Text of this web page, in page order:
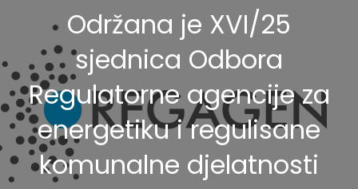
Održana je XVI/25
sjednica Odbora
Regulatorne agencije za
energetiku i regulisane
komunalne djelatnosti